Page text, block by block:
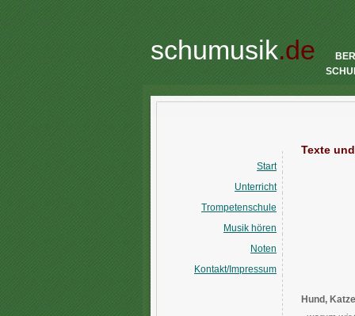
schumusik.de
Start
Unterricht
Trompetenschule
Musik hören
Noten
Kontakt/Impressum
Texte
Hund,